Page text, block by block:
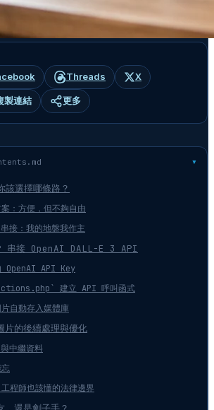
Threads X
製連結 更多
選擇哪條路？
：方便，但不夠自由
接：我的地盤我作主
串接 OpenAI DALL-E 3 API
OpenAI API Key
建立 API 呼叫函式
自動存入媒體庫
的後續處理與優化
中繼資料
程師也該懂的法律邊界